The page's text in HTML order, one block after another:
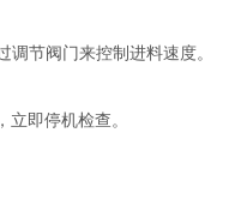
节阀门来控制进料速度。
即停机检查。